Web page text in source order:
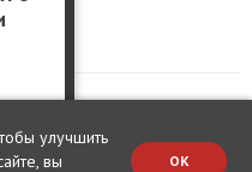
улучшить
вы
OK